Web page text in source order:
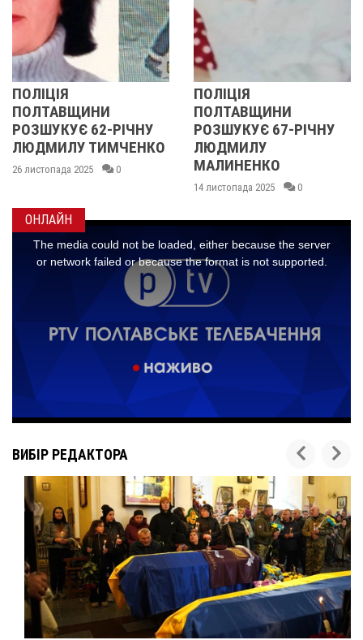
РІЧНУ
0
ПОЛТАВЩИНИ
РОЗШУКУЄ 67-РІЧНУ
ЛЮДМИЛУ
МАЛИНЕНКО
0
ОБЛАСТІ
14 листопада 2025
ОНЛАЙН
ВИБІР РЕДАКТОРА